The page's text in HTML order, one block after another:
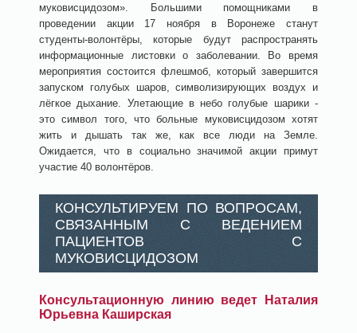
муковисцидозом». Большими помощниками в
проведении акции 17 ноября в Воронеже станут
студенты-волонтёры, которые будут распространять
информационные листовки о заболевании. Во время
мероприятия состоится флешмоб, который завершится
запуском голубых шаров, символизирующих воздух и
лёгкое дыхание. Улетающие в небо голубые шарики -
это символ того, что больные муковисцидозом хотят
жить и дышать так же, как все люди на Земле.
Ожидается, что в социально значимой акции примут
участие 40 волонтёров.
КОНСУЛЬТИРУЕМ ПО ВОПРОСАМ,
СВЯЗАННЫМ С ВЕДЕНИЕМ
ПАЦИЕНТОВ С
МУКОВИСЦИДОЗОМ
Консультационную линию ведет Наталия
Юрьевна Каширская